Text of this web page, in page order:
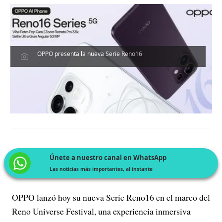
OPPO presenta la nueva Serie Reno16
Únete a nuestro canal en WhatsApp
Las noticias más importantes, al instante
OPPO lanzó hoy su nueva Serie Reno16 en el marco del
Reno Universe Festival, una experiencia inmersiva